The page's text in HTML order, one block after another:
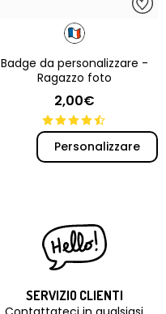
Badge da personalizzare -
Ragazzo foto
2,00€
Personalizzare
SERVIZIO CLIENTI